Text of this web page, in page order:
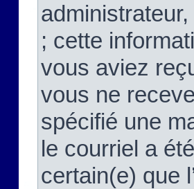
; cette
vous aviez
vous ne
spécifié une
le courriel a
certain(e) que